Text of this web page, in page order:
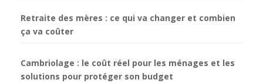
Retraite des mères : ce qui va changer et combien
ça va coûter
Cambriolage : le coût réel pour les ménages et les
solutions pour protéger son budget